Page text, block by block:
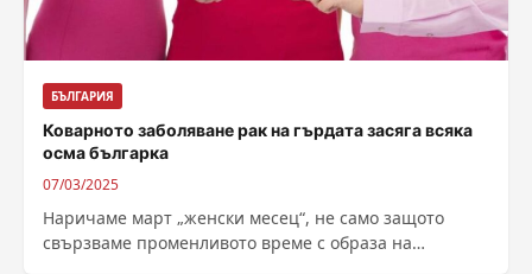
БЪЛГАРИЯ
Коварното заболяване рак на гърдата засяга всяка
осма българка
07/03/2025
Наричаме март „женски месец“, не само защото
свързваме променливото време с образа на